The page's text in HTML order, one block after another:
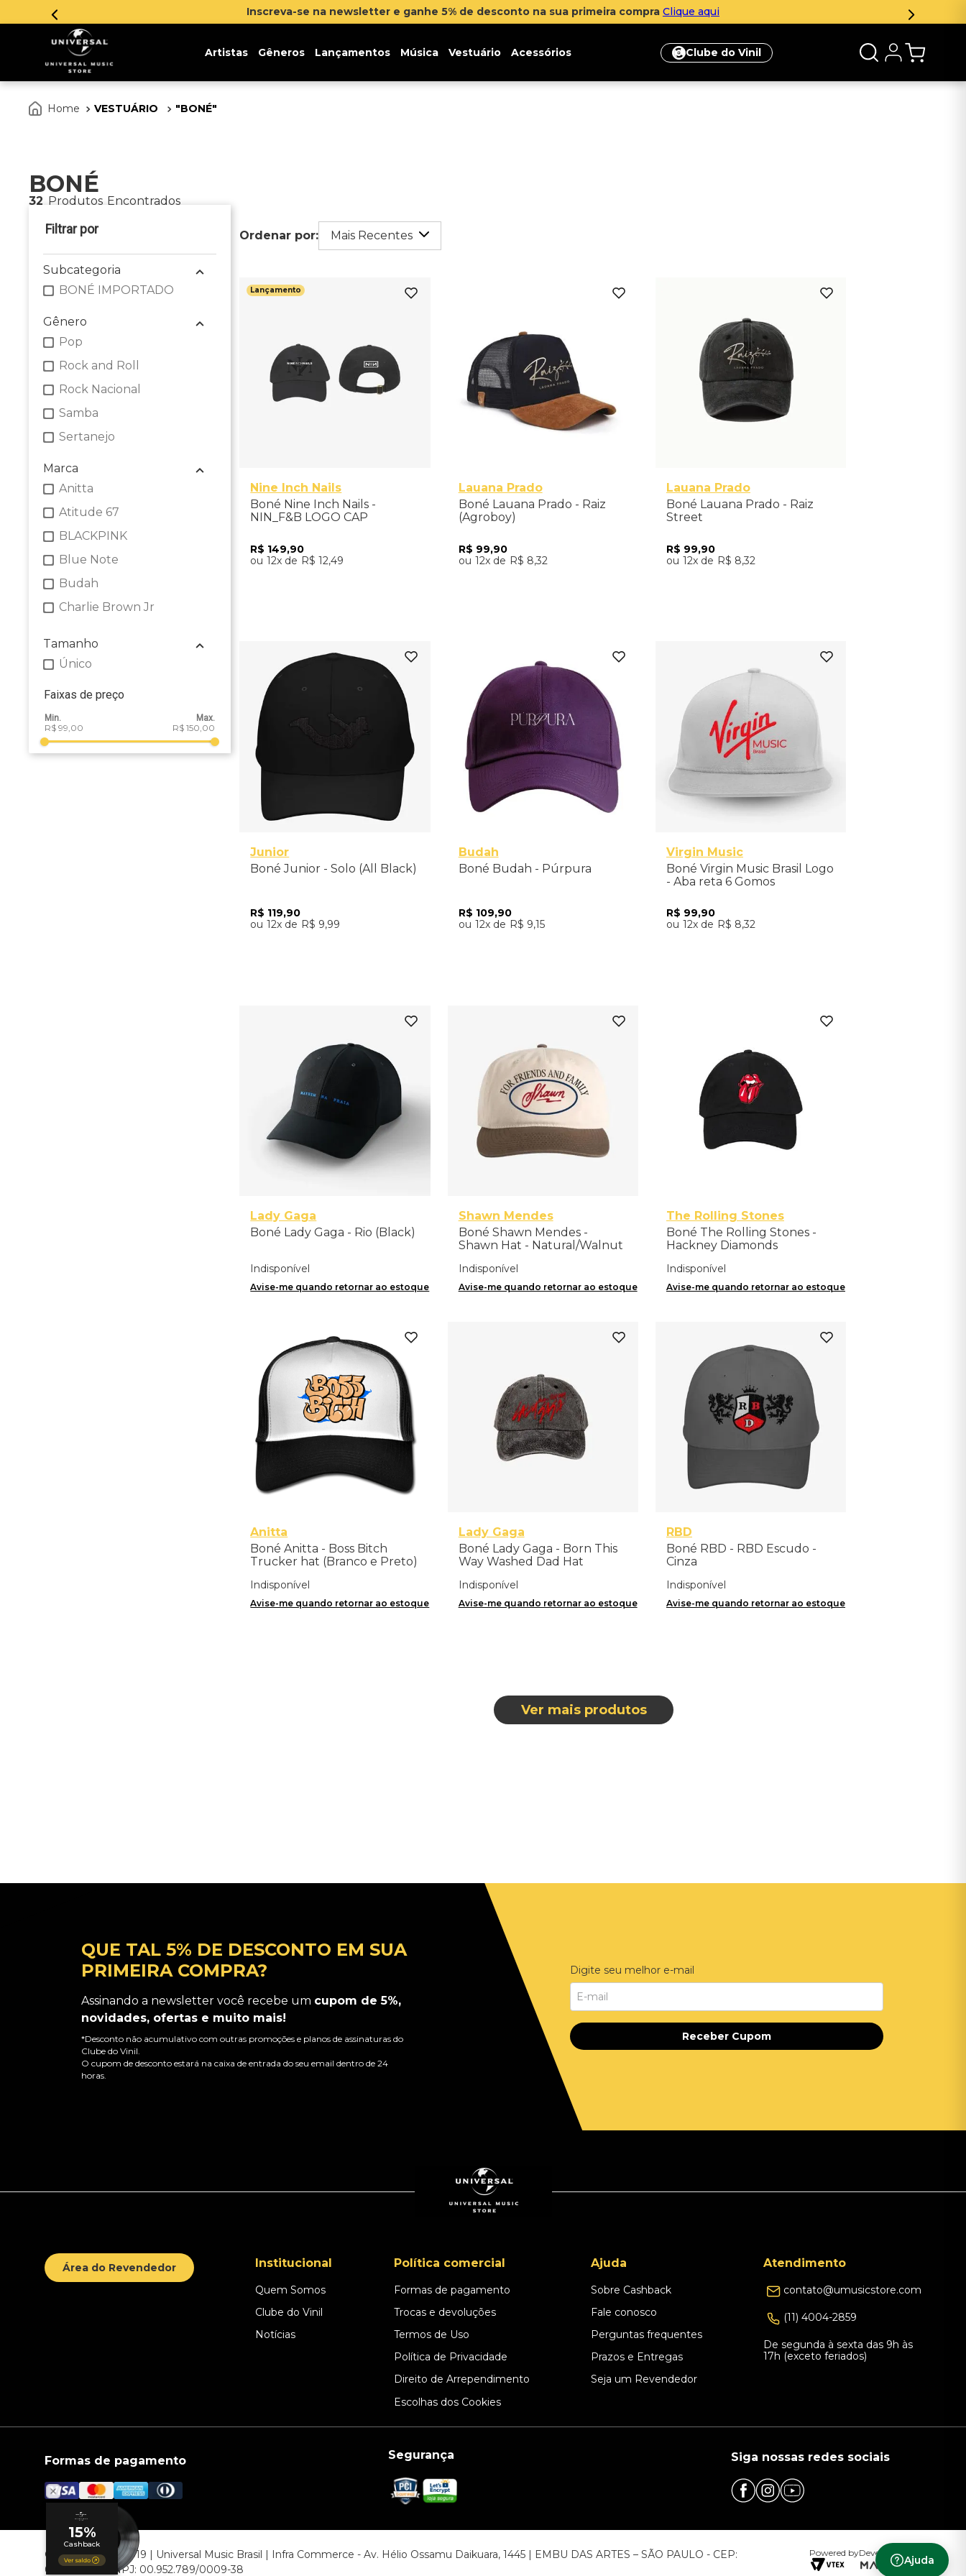
Inscreva-se na newsletter e ganhe 5% de desconto na sua primeira compra Clique aqui
Artistas Gêneros Lançamentos Música Vestuário Acessórios Clube do Vinil
Ajuda
VESTUÁRIO BONÉ
BONÉ
32 Produtos
Subcategoria
BONÉ IMPORTADO
Gênero
Pop
Rock and Roll
Rock Nacional
Samba
Sertanejo
Marca
Anitta
Atitude 67
BLACKPINK
Blue Note
Budah
Charlie Brown Jr
Imagine Dragons
Justin Bieber
Lady Gaga
Tamanho
Único
Faixas de preço
R$ 99,00 R$ 150,00
Mais Recentes
Lançamento
Nine Inch Nails
Boné Nine Inch Nails -
NIN_F&B LOGO CAP
R$ 149,90
12
R$ 12,49
Único
Lauana Prado
Boné Lauana Prado - Raiz
(Agroboy)
R$ 99,90
12
R$ 8,32
Lauana Prado
Boné Lauana Prado - Raiz
Street
R$ 99,90
12
R$ 8,32
Junior
Boné Junior - Solo (All Black)
R$ 119,90
12
R$ 9,99
Budah
Boné Budah - Púrpura
R$ 109,90
12
R$ 9,15
Único
Virgin Music
Boné Virgin Music Brasil Logo
- Aba reta 6 Gomos
R$ 99,90
12
R$ 8,32
Lady Gaga
Boné Lady Gaga - Rio (Black)
Indisponível
Avise-me quando retornar ao estoque
Shawn Mendes
Boné Shawn Mendes -
Shawn Hat - Natural/Walnut
Indisponível
Avise-me quando retornar ao estoque
The Rolling Stones
Boné The Rolling Stones -
Hackney Diamonds
Indisponível
Avise-me quando retornar ao estoque
Anitta
Boné Anitta - Boss Bitch
Trucker hat (Branco e Preto)
Indisponível
Avise-me quando retornar ao estoque
Lady Gaga
Boné Lady Gaga - Born This
Way Washed Dad Hat
Indisponível
Avise-me quando retornar ao estoque
RBD
Boné RBD - RBD Escudo -
Cinza
Indisponível
Avise-me quando retornar ao estoque
QUE TAL 5% DE DESCONTO EM SUA
PRIMEIRA COMPRA?
Assinando a newsletter você recebe um cupom de 5%,
novidades, ofertas e muito mais!
*Desconto não acumulativo com outras promoções e planos de assinaturas do
Clube do Vinil.
O cupom de desconto estará na caixa de entrada do seu email dentro de 24
horas.
Digite seu melhor e-mail
Receber Cupom
Área do Revendedor Institucional
Quem Somos
Clube do Vinil
Notícias
Política comercial
Formas de pagamento
Trocas e devoluções
Termos de Uso
Política de Privacidade
Direito de Arrependimento
Escolhas dos Cookies
Ajuda
Sobre Cashback
Fale conosco
Perguntas frequentes
Prazos e Entregas
Seja um Revendedor
Atendimento
contato@umusicstore.com
(11) 4004-2859
De segunda à sexta das 9h às
17h (exceto feriados)
Formas de pagamento Segurança Siga nossas redes sociais
© COPYRIGHT 2019 | Universal Music Brasil | Infra Commerce - Av. Hélio Ossamu Daikuara, 1445 | EMBU DAS ARTES – SÃO PAULO - CEP:
06807-000 CNPJ: 00.952.789/0009-38
Powered byDeveloped by